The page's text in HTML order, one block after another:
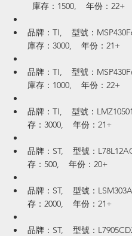
  庫存：1500,    年份：22+
品牌：TI,    型號：
庫存：3000,    年份：21+
品牌：TI,    型號：
庫存：1000,    年份：22+
品牌：TI,    型號：
存：3000,    年份：21+
品牌：ST,    型號：
存：500,    年份：20+
品牌：ST,    型號：
存：2000,    年份：21+
品牌：ST,    型號：